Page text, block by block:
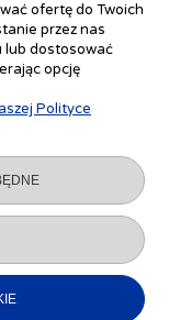
ofertę do Twoich
przez nas
lub dostosować
opcję
Polityce